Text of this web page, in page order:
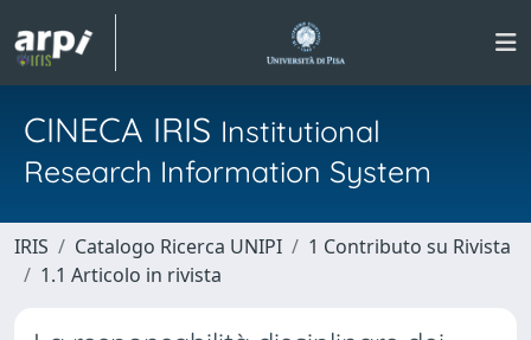
CINECA IRIS Institutional
Research Information System
IRIS Catalogo Ricerca UNIPI
1 Contributo su Rivista
1.1 Articolo in rivista